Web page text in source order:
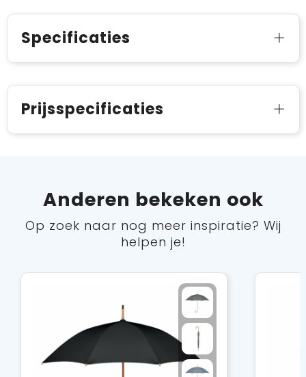
Specificaties
Prijsspecificaties
Anderen bekeken ook
Op zoek naar nog meer inspiratie? Wij
helpen je!